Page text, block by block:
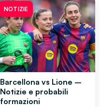
NOTIZIE
Barcellona vs Lione –
Notizie e probabili
formazioni